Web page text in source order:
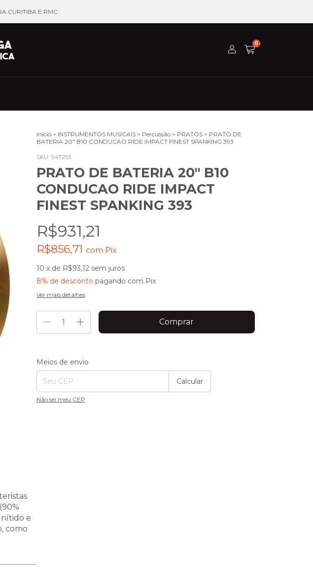
CURITIBA E RMC
0
Início > INSTRUMENTOS MUSICAIS > Percussão > PRATOS > PRATO DE
BATERIA 20" B10 CONDUCAO RIDE IMPACT FINEST SPANKING 393
SKU: 947253
PRATO DE BATERIA 20" B10
CONDUCAO RIDE IMPACT
FINEST SPANKING 393
R$931,21
R$856,71 com Pix
10 x de R$93,12 sem juros
8% de desconto pagando com Pix
Ver mais detalhes
Entregas para o CEP:
Meios de envio
Calcular
Não sei meu CEP
e
como